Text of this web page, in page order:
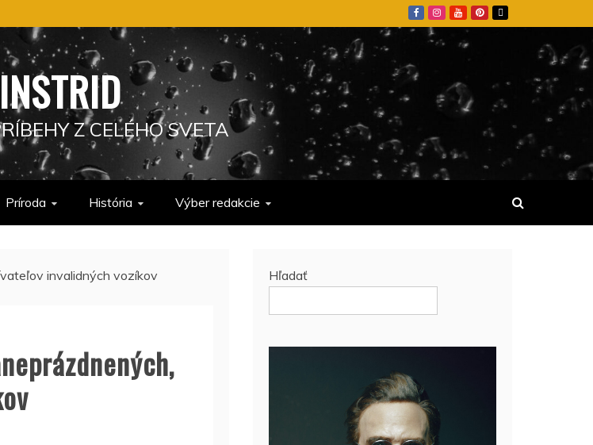
INSTRID
Z CELÉHO SVETA
Príroda História Výber redakcie
invalidných vozíkov Hľadať